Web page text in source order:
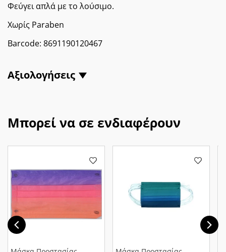
Φεύγει απλά με το λούσιμο.
Χωρίς Paraben
Barcode: 8691190120467
Αξιολογήσεις
Μπορεί να σε ενδιαφέρουν